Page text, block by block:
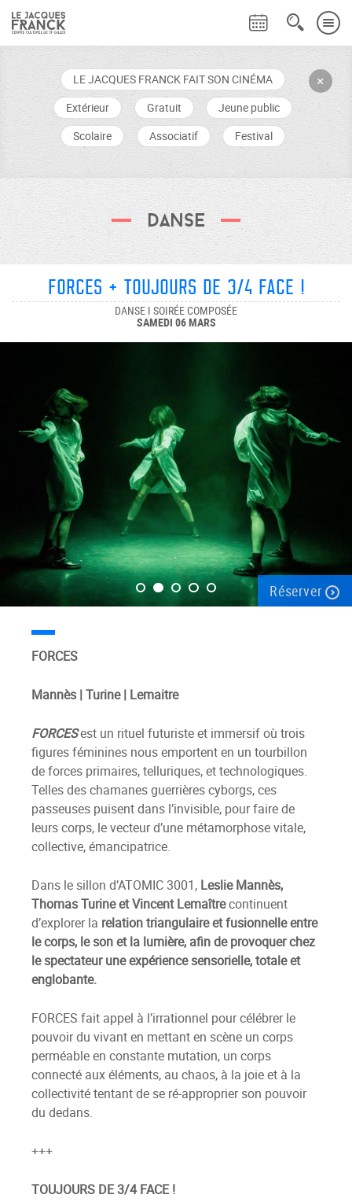
+
LE JACQUES FRANCK FAIT SON CINÉMA
Extérieur
Gratuit
Jeune public
Scolaire
Associatif Festival
Danse
Forces + Toujours de 3/4 face !
DANSE I SOIRÉE COMPOSÉE
SAMEDI 06 MARS
Réserver
FORCES
Mannès | Turine | Lemaitre
FORCESest un rituel futuriste et immersif où trois
figures féminines nous emportent en un tourbillon
de forces primaires, telluriques, et technologiques.
Telles des chamanes guerrières cyborgs, ces
passeuses puisent dans l’invisible, pour faire de
leurs corps, le vecteur d’une métamorphose vitale,
collective, émancipatrice.
Dans le sillon d’ATOMIC 3001, Leslie Mannès,
Thomas Turine et Vincent Lemaîtrecontinuent
d’explorer la relation triangulaire et fusionnelle entre
le corps, le son et la lumière, afin de provoquer chez
le spectateur une expérience sensorielle, totale et
englobante.
FORCES fait appel à l’irrationnel pour célébrer le
pouvoir du vivant en mettant en scène un corps
perméable en constante mutation, un corps
connecté aux éléments, au chaos, à la joie et à la
collectivité tentant de se ré-approprier son pouvoir
du dedans.
+++
TOUJOURS DE 3/4 FACE !